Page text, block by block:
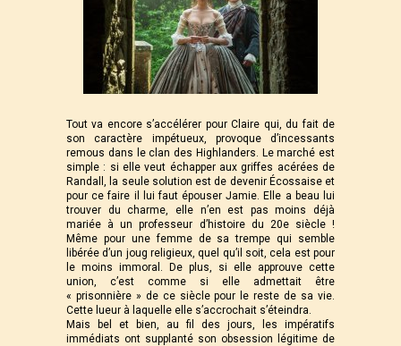
Tout va encore s’accélérer pour Claire qui, du fait de
son caractère impétueux, provoque d’incessants
remous dans le clan des Highlanders. Le marché est
simple : si elle veut échapper aux griffes acérées de
Randall, la seule solution est de devenir Écossaise et
pour ce faire il lui faut épouser Jamie. Elle a beau lui
trouver du charme, elle n’en est pas moins déjà
mariée à un professeur d’histoire du 20e siècle !
Même pour une femme de sa trempe qui semble
libérée d’un joug religieux, quel qu’il soit, cela est pour
le moins immoral. De plus, si elle approuve cette
union, c’est comme si elle admettait être
« prisonnière » de ce siècle pour le reste de sa vie.
Cette lueur à laquelle elle s’accrochait s’éteindra.
Mais bel et bien, au fil des jours, les impératifs
immédiats ont supplanté son obsession légitime de